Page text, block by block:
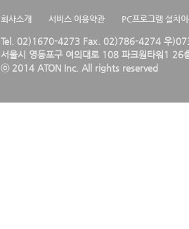
회사소개 서비스 이용약관 PC프로그램 설치
Tel. 02)1670-4273 Fax. 02)786-4274 우
서울시 영등포구 여의대로 108 파크원타워1 26
ⓒ 2014 ATON Inc. All rights reserved